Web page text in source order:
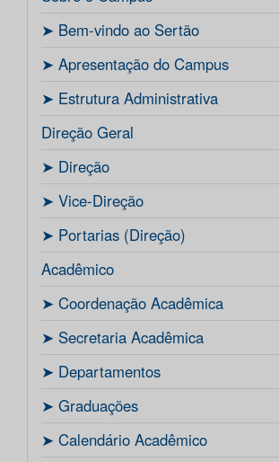
ㅤ➤ Bem-vindo ao Sertão
ㅤ➤ Apresentação do Campus
ㅤ➤ Estrutura Administrativa
Direção Geral
ㅤ➤ Direção
ㅤ➤ Vice-Direção
ㅤ➤ Portarias (Direção)
Acadêmico
ㅤ➤ Coordenação Acadêmica
ㅤㅤ➤ Secretaria Acadêmica
ㅤ➤ Departamentos
ㅤ➤ Graduações
ㅤ➤ Calendário Acadêmico